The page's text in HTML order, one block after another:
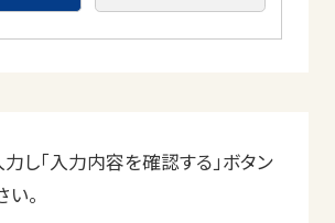
し「入力内容を確認する」ボタン
。